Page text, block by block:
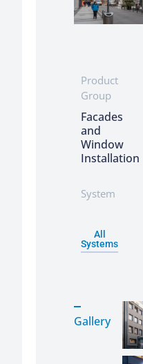
Product
Group
Facades
and
Window
Installation
System
All
Systems
Gallery